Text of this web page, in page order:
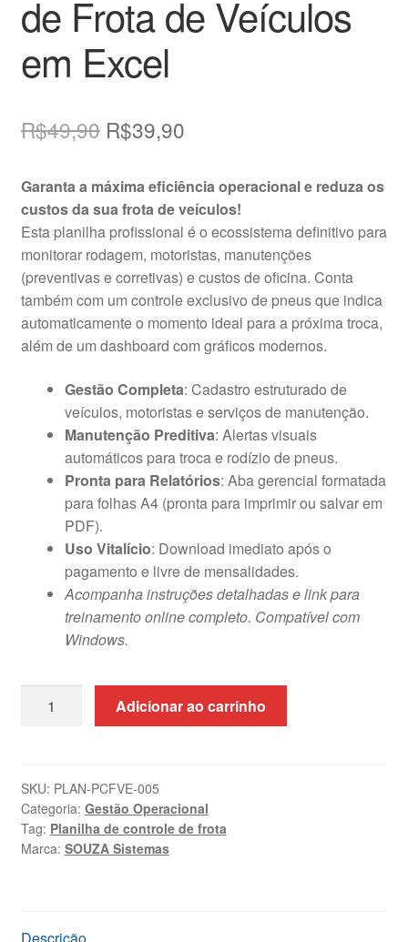
de Frota de Veículos
em Excel
R$49,90 O
original
era:
R$49,90.
R$39,90O
atual
é:
R$39,90.
Garanta a máxima eficiência operacional e reduza os
custos da sua frota de veículos!
Esta planilha profissional é o ecossistema definitivo para
monitorar rodagem, motoristas, manutenções
(preventivas e corretivas) e custos de oficina. Conta
também com um controle exclusivo de pneus que indica
automaticamente o momento ideal para a próxima troca,
além de um dashboard com gráficos modernos.
Gestão Completa: Cadastro estruturado de
veículos, motoristas e serviços de manutenção.
Manutenção Preditiva: Alertas visuais
automáticos para troca e rodízio de pneus.
Pronta para Relatórios: Aba gerencial formatada
para folhas A4 (pronta para imprimir ou salvar em
PDF).
Uso Vitalício: Download imediato após o
pagamento e livre de mensalidades.
Acompanha instruções detalhadas e link para
treinamento online completo. Compatível com
Windows.
Frota
de
Veículos
em
Adicionar ao carrinho
SKU: PLAN-PCFVE-005
Categoria: Gestão Operacional
Tag: Planilha de controle de frota
Marca: SOUZA Sistemas